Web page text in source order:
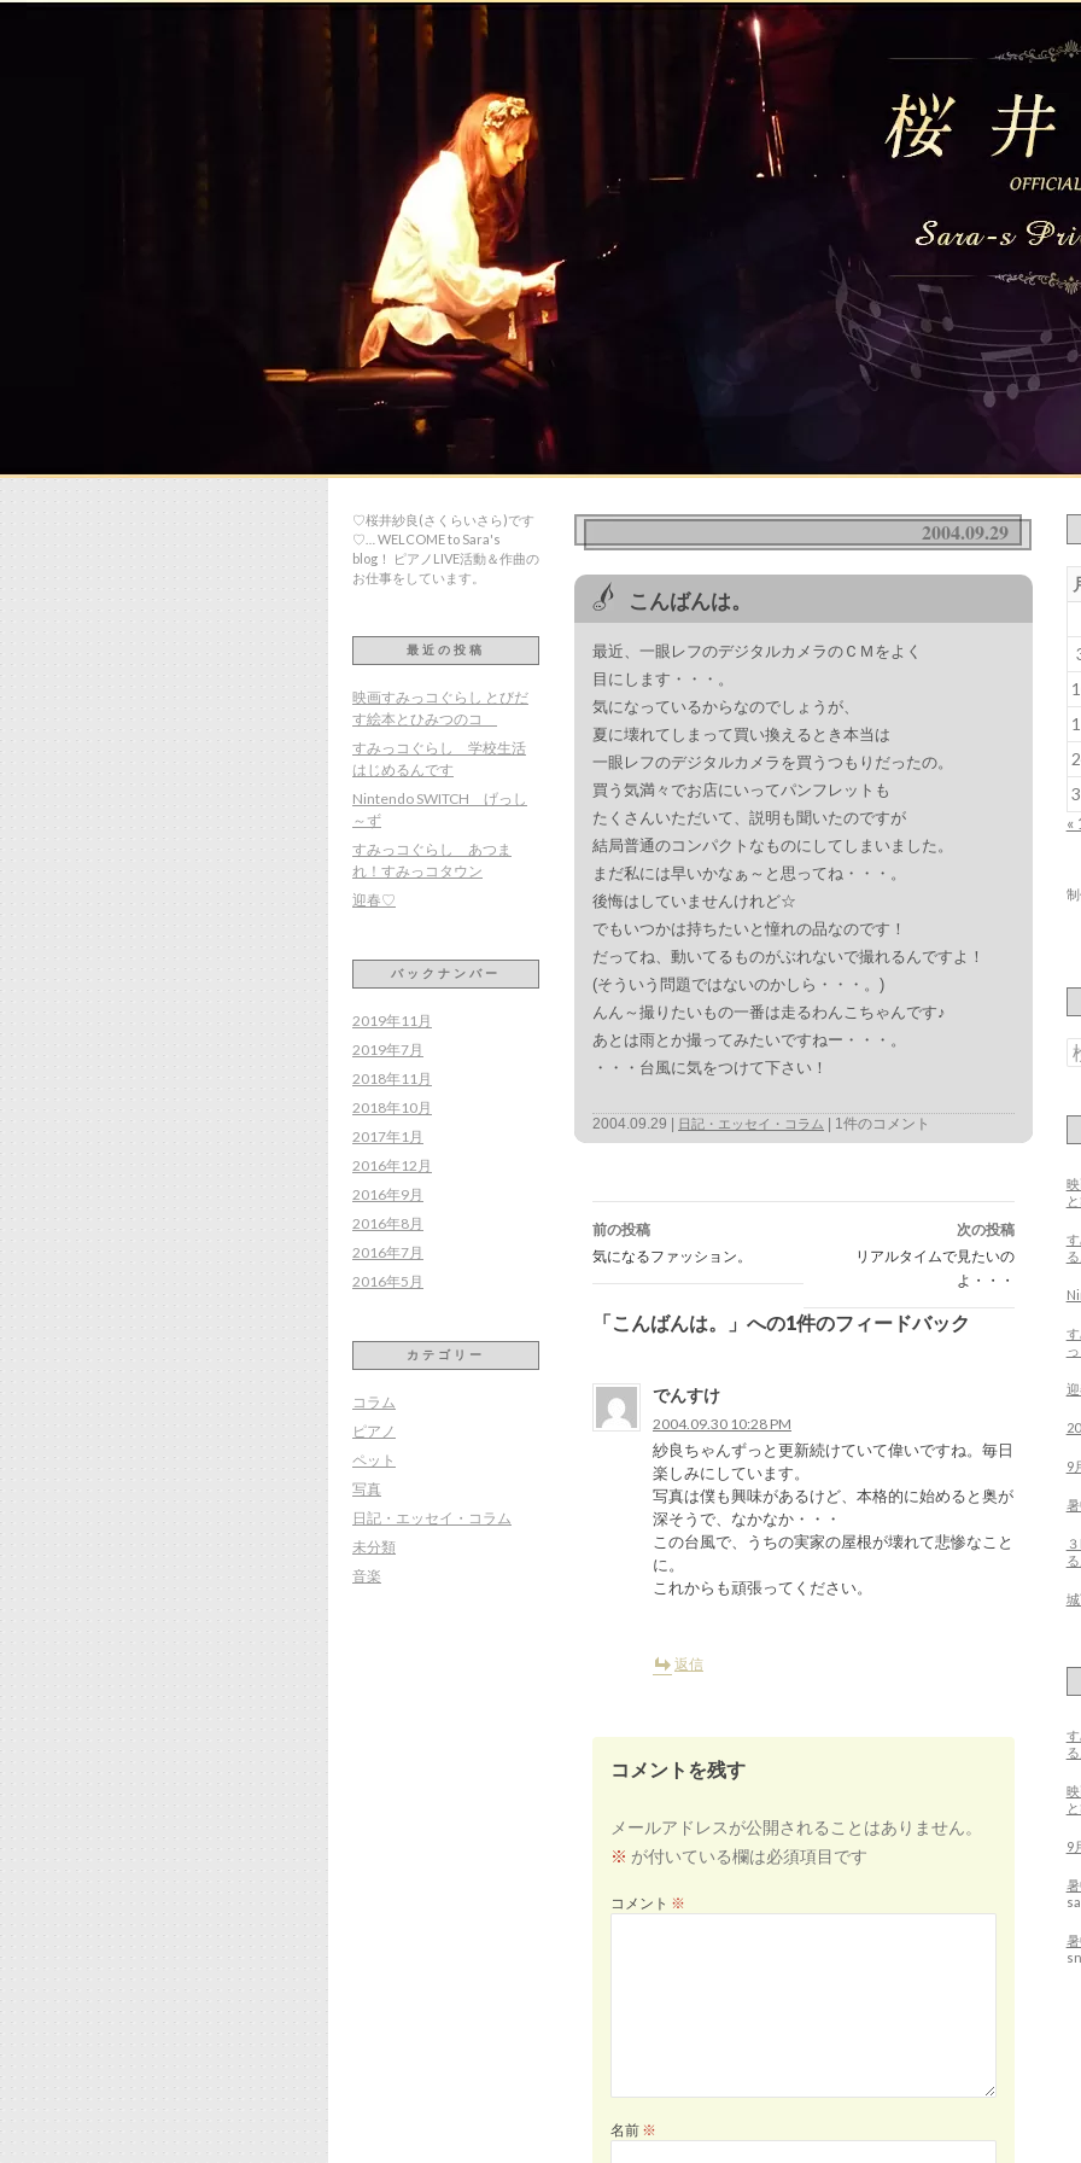
2004.09.29
こんばんは。
最近、一眼レフのデジタルカメラのＣＭをよく
目にします・・・。
気になっているからなのでしょうが、
夏に壊れてしまって買い換えるとき本当は
一眼レフのデジタルカメラを買うつもりだったの。
買う気満々でお店にいってパンフレットも
たくさんいただいて、説明も聞いたのですが
結局普通のコンパクトなものにしてしまいました。
まだ私には早いかなぁ～と思ってね・・・。
後悔はしていませんけれど☆
でもいつかは持ちたいと憧れの品なのです！
だってね、動いてるものがぶれないで撮れるんですよ！
(そういう問題ではないのかしら・・・。)
んん～撮りたいもの一番は走るわんこちゃんです♪
あとは雨とか撮ってみたいですねー・・・。
・・・台風に気をつけて下さい！
2004.09.29 日記・エッセイ・コラム 1件のコメント
投
稿
ナ
ビ
ゲ
シ
ン
前の投稿
気になるファッション。
次の投稿
リアルタイムで見たいの
よ・・・
「こんばんは。」への1件のフィードバック
でんすけ
2004.09.30 10:28 PM
紗良ちゃんずっと更新続けていて偉いですね。毎日
楽しみにしています。
写真は僕も興味があるけど、本格的に始めると奥が
深そうで、なかなか・・・
この台風で、うちの実家の屋根が壊れて悲惨なこと
に。
これからも頑張ってください。
返信
コメントを残す
メールアドレスが公開されることはありません。
※ が付いている欄は必須項目です
コメント ※
名前 ※
«
検
9
9
♡桜井紗良(さくらいさら)です
♡… WELCOME to Sara's
blog！ ピアノLIVE活動＆作曲の
お仕事をしています。
最近の投稿
映画すみっコぐらし とびだ
す絵本とひみつのコ
すみっコぐらし 学校生活
はじめるんです
Nintendo SWITCH げっし
～ず
すみっコぐらし あつま
れ！すみっコタウン
迎春♡
バックナンバー
2019年11月
2019年7月
2018年11月
2018年10月
2017年1月
2016年12月
2016年9月
2016年8月
2016年7月
2016年5月
カテゴリー
コラム
ピアノ
ペット
写真
日記・エッセイ・コラム
未分類
音楽